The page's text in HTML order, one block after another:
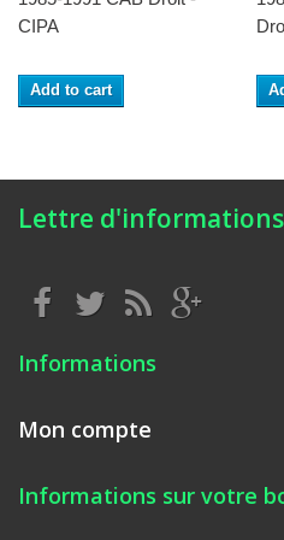
CIPA
Add to cart
Lettre d'informations
Informations
Mon compte
Informations sur votre